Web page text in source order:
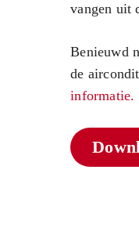
vangen uit
Benieuwd
de
informatie.